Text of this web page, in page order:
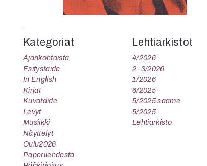
Kategoriat
Ajankohtaista
Esitystaide
In English
Kirjat
Kuvataide
Levyt
Musiikki
Näyttelyt
Oulu2026
Paperilehdestä
Lehtiarkistot
4/2026
2–3/2026
1/2026
6/2025
5/2025 saame
5/2025
Lehtiarkisto